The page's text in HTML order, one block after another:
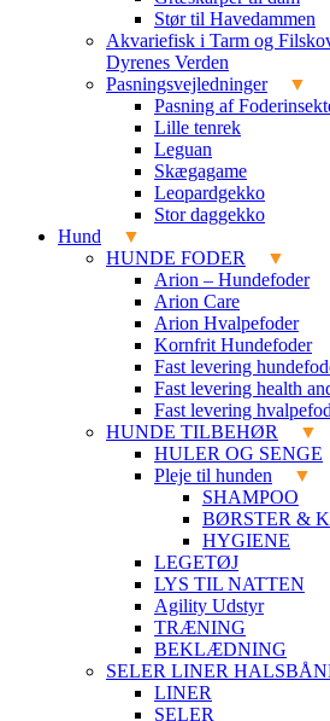
Stør til Havedammen
Akvariefisk i Tarm og
Dyrenes Verden
Pasningsvejledninger
Pasning af
Lille tenrek
Leguan
Skægagame
Leopardgekko
Stor daggekko
Hund
HUNDE FODER
Arion – Hundefoder
Arion Care
Arion Hvalpefoder
Kornfrit Hundefoder
Fast levering
Fast levering health
Fast levering
HUNDE TILBEHØR
HULER OG SENGE
Pleje til hunden
SHAMPOO
BØRSTER &
HYGIENE
LEGETØJ
LYS TIL NATTEN
Agility Udstyr
TRÆNING
BEKLÆDNING
SELER LINER
LINER
SELER